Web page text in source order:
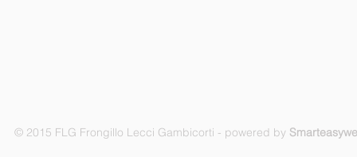
© 2015 FLG Frongillo Lecci Gambicorti - powered by